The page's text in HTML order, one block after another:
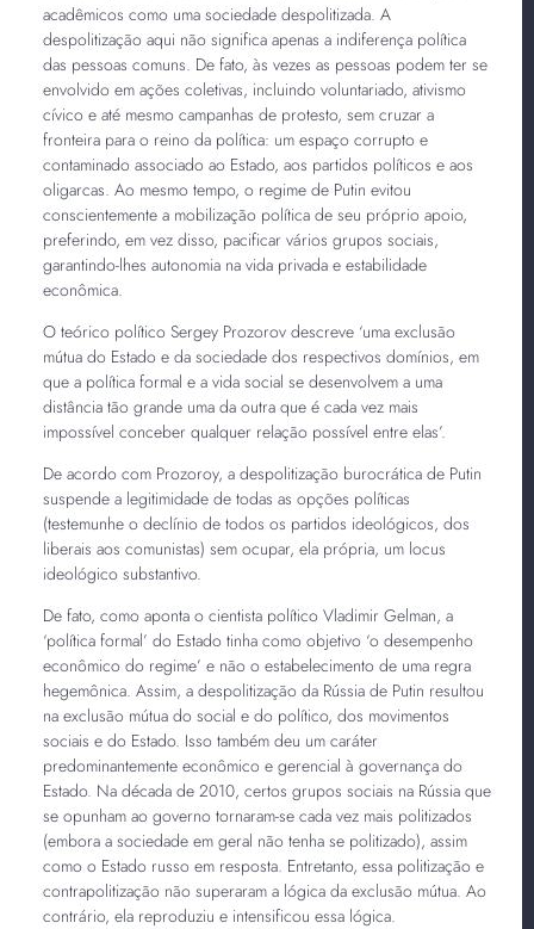
acadêmicos como uma sociedade despolitizada. A
despolitização aqui não significa apenas a indiferença política
das pessoas comuns. De fato, às vezes as pessoas podem ter se
envolvido em ações coletivas, incluindo voluntariado, ativismo
cívico e até mesmo campanhas de protesto, sem cruzar a
fronteira para o reino da política: um espaço corrupto e
contaminado associado ao Estado, aos partidos políticos e aos
oligarcas. Ao mesmo tempo, o regime de Putin evitou
conscientemente a mobilização política de seu próprio apoio,
preferindo, em vez disso, pacificar vários grupos sociais,
garantindo-lhes autonomia na vida privada e estabilidade
econômica.
O teórico político Sergey Prozorov descreve ‘uma exclusão
mútua do Estado e da sociedade dos respectivos domínios, em
que a política formal e a vida social se desenvolvem a uma
distância tão grande uma da outra que é cada vez mais
impossível conceber qualquer relação possível entre elas’.
De acordo com Prozoroy, a despolitização burocrática de Putin
suspende a legitimidade de todas as opções políticas
(testemunhe o declínio de todos os partidos ideológicos, dos
liberais aos comunistas) sem ocupar, ela própria, um locus
ideológico substantivo.
De fato, como aponta o cientista político Vladimir Gelman, a
‘política formal’ do Estado tinha como objetivo ‘o desempenho
econômico do regime’ e não o estabelecimento de uma regra
hegemônica. Assim, a despolitização da Rússia de Putin resultou
na exclusão mútua do social e do político, dos movimentos
sociais e do Estado. Isso também deu um caráter
predominantemente econômico e gerencial à governança do
Estado. Na década de 2010, certos grupos sociais na Rússia que
se opunham ao governo tornaram-se cada vez mais politizados
(embora a sociedade em geral não tenha se politizado), assim
como o Estado russo em resposta. Entretanto, essa politização e
contrapolitização não superaram a lógica da exclusão mútua. Ao
contrário, ela reproduziu e intensificou essa lógica.